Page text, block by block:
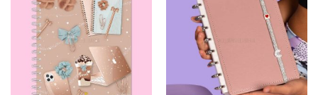
Añadir
a la
lista de
deseos
Añadir
a la
lista de
deseos